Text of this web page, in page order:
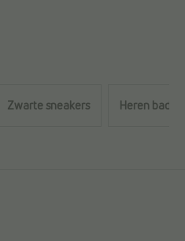
Zwarte sneakers Heren